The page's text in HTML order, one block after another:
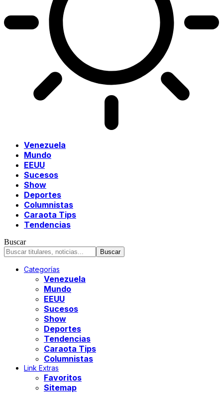
Venezuela
Mundo
EEUU
Sucesos
Show
Deportes
Columnistas
Caraota Tips
Tendencias
Buscar
Categorías
Venezuela
Mundo
EEUU
Sucesos
Show
Deportes
Tendencias
Caraota Tips
Columnistas
Link Extras
Favoritos
Sitemap